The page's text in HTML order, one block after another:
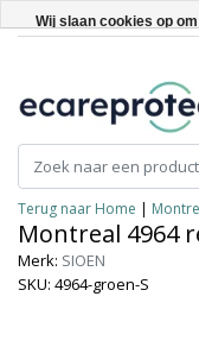
Terug naar Home |
Montreal 4964
Merk: SIOEN
SKU: 4964-groen-S
Wij slaan cookies op